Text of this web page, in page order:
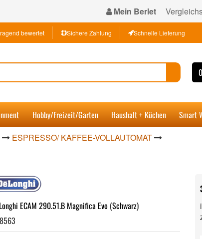
Mein Berlet
bewertet Sichere Zahlung Schnelle Lieferung
Hobby/Freizeit/Garten Haushalt + Küchen Smart
ESPRESSO/ KAFFEE-VOLLAUTOMAT
ECAM 290.51.B Magnifica Evo (Schwarz)